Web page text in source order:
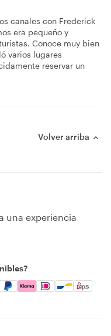
canales con Frederick
era pequeño y
Conoce muy bien
varios lugares
reservar un
Volver arriba
una experiencia
Apple Pay, Google